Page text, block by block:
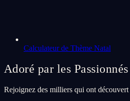
Calculateur de Thème Natal
Adoré par les
Rejoignez des milliers qui ont